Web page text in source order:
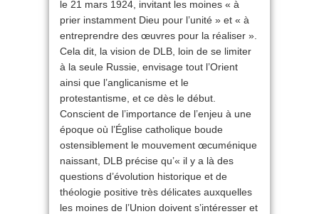
le 21 mars 1924, invitant les moines « à
prier instamment Dieu pour l’unité » et « à
entreprendre des œuvres pour la réaliser ».
Cela dit, la vision de DLB, loin de se limiter
à la seule Russie, envisage tout l’Orient
ainsi que l’anglicanisme et le
protestantisme, et ce dès le début.
Conscient de l’importance de l’enjeu à une
époque où l’Église catholique boude
ostensiblement le mouvement œcuménique
naissant, DLB précise qu’« il y a là des
questions d’évolution historique et de
théologie positive très délicates auxquelles
les moines de l’Union doivent s’intéresser et